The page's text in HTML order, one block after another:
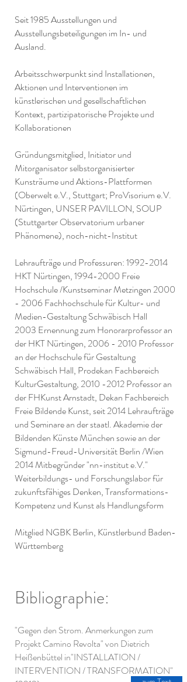
Seit 1985 Ausstellungen und
Ausstellungsbeteiligungen im In- und
Ausland.
Arbeitsschwerpunkt sind Installationen,
Aktionen und Interventionen im
künstlerischen und gesellschaftlichen
Kontext, partizipatorische Projekte und
Kollaborationen
Gründungsmitglied, Initiator und
Mitorganisator selbstorganisierter
Kunsträume und Aktions-Plattformen
(Oberwelt e.V., Stuttgart; ProVisorium e.V.
Nürtingen, UNSER PAVILLON, SOUP
(Stuttgarter Observatorium urbaner
Phänomene), noch-nicht-Institut
Lehraufträge und Professuren:1992-2014
HKT Nürtingen,1994-2000 Freie
Hochschule /Kunstseminar Metzingen 2000
- 2006Fachhochschule für Kultur- und
Medien-Gestaltung Schwäbisch Hall
2003 Ernennung zum Honorarprofessor an
der HKT Nürtingen, 2006 - 2010 Professor
an der Hochschule für Gestaltung
Schwäbisch Hall, Prodekan Fachbereich
KulturGestaltung, 2010 -2012Professor an
der FHKunst Arnstadt, Dekan Fachbereich
Freie Bildende Kunst, seit 2014 Lehraufträge
und Seminare an der staatl. Akademie der
Bildenden Künste München sowie an der
Sigmund-Freud-Universität Berlin /Wien
2014 Mitbegründer "nn-institut e.V."
Weiterbildungs- und Forschungslabor für
zukunftsfähiges Denken, Transformations-
Kompetenz und Kunst als Handlungsform
Mitglied NGBK Berlin, Künstlerbund Baden-
Württemberg
Bibliographie:
"Gegen den Strom. Anmerkungen zum
Projekt Camino Revolta" von Dietrich
Heißenbüttel in"INSTALLATION /
INTERVENTION / TRANSFORMATION"